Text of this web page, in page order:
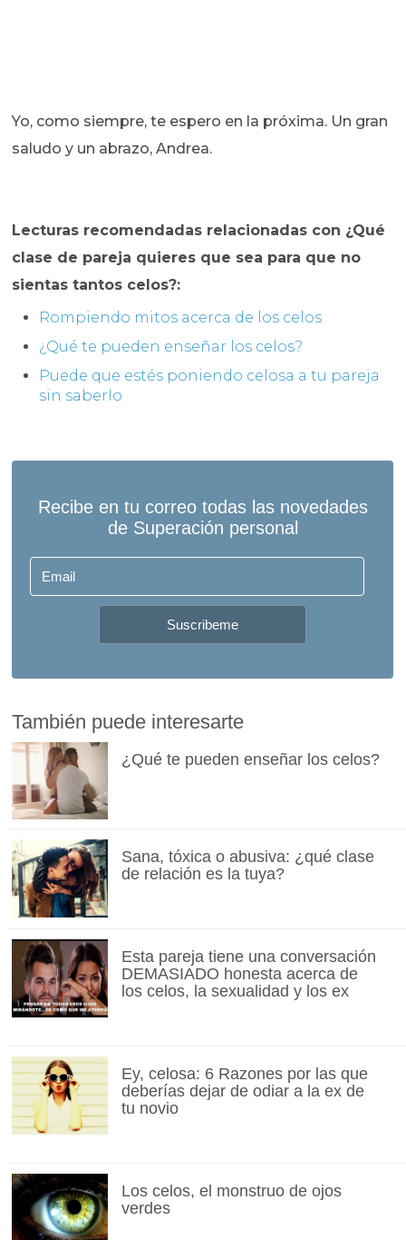
Yo, como siempre, te espero en la próxima. Un gran
saludo y un abrazo, Andrea.
Lecturas recomendadas relacionadas con ¿Qué
clase de pareja quieres que sea para que no
sientas tantos celos?:
Rompiendo mitos acerca de los celos
¿Qué te pueden enseñar los celos?
Puede que estés poniendo celosa a tu pareja
sin saberlo
También puede interesarte
¿Qué te pueden enseñar los celos?
Sana, tóxica o abusiva: ¿qué clase
de relación es la tuya?
Esta pareja tiene una conversación
DEMASIADO honesta acerca de
los celos, la sexualidad y los ex
Ey, celosa: 6 Razones por las que
deberías dejar de odiar a la ex de
tu novio
Los celos, el monstruo de ojos
verdes